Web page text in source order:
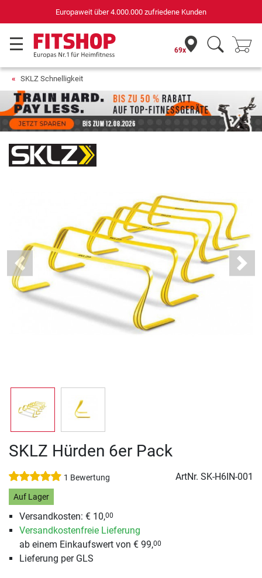
für Sportgeräte (n-tv+DISQ 2016-2024)
69x
SKLZ Schnelligkeit
Previous Next
SKLZ Hürden 6er Pack
1 Bewertung ArtNr. SK-H6IN-001
Auf Lager
Versandkosten: € 10,00
Versandkostenfreie Lieferung
ab einem Einkaufswert von € 99,00
Lieferung per GLS